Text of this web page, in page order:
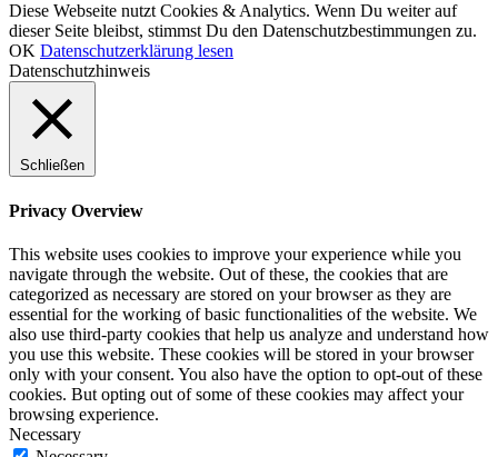
Diese Webseite nutzt Cookies & Analytics. Wenn Du weiter auf
dieser Seite bleibst, stimmst Du den Datenschutzbestimmungen zu.
OK Datenschutzerklärung lesen
Datenschutzhinweis
Schließen
Privacy Overview
This website uses cookies to improve your experience while you
navigate through the website. Out of these, the cookies that are
categorized as necessary are stored on your browser as they are
essential for the working of basic functionalities of the website. We
also use third-party cookies that help us analyze and understand how
you use this website. These cookies will be stored in your browser
only with your consent. You also have the option to opt-out of these
cookies. But opting out of some of these cookies may affect your
browsing experience.
Necessary